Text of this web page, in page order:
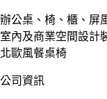
辦公桌、椅、櫃、屏
室內及商業空間設計
北歐風餐桌椅
公司資訊